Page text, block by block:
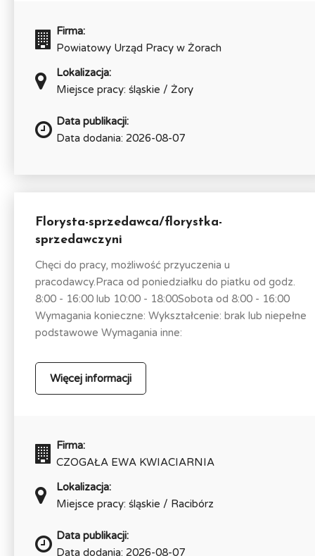
Firma:
Powiatowy Urząd Pracy w Żorach
Lokalizacja:
Miejsce pracy: śląskie / Żory
Data publikacji:
Data dodania: 2026-08-07
Florysta-sprzedawca/florystka-
sprzedawczyni
Chęci do pracy, możliwość przyuczenia u
pracodawcy.Praca od poniedziałku do piatku od godz.
8:00 - 16:00 lub 10:00 - 18:00Sobota od 8:00 - 16:00
Wymagania konieczne: Wykształcenie: brak lub niepełne
podstawowe Wymagania inne:
Więcej informacji
Firma:
CZOGAŁA EWA KWIACIARNIA
Lokalizacja:
Miejsce pracy: śląskie / Racibórz
Data publikacji:
Data dodania: 2026-08-07